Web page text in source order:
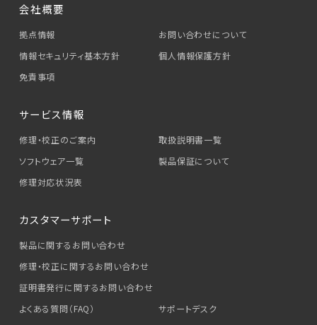
会社概要
拠点情報
お問い合わせについて
情報セキュリティ基本方針
個人情報保護方針
免責事項
サービス情報
修理・校正のご案内
取扱説明書一覧
ソフトウェア一覧
製品保証について
修理対応状況表
カスタマーサポート
製品に関するお問い合わせ
修理・校正に関するお問い合わせ
証明書発行に関するお問い合わせ
よくある質問（FAQ）
サポートデスク